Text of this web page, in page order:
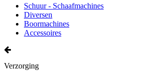
Schuur - Schaafmachines
Diversen
Boormachines
Accessoires
Verzorging